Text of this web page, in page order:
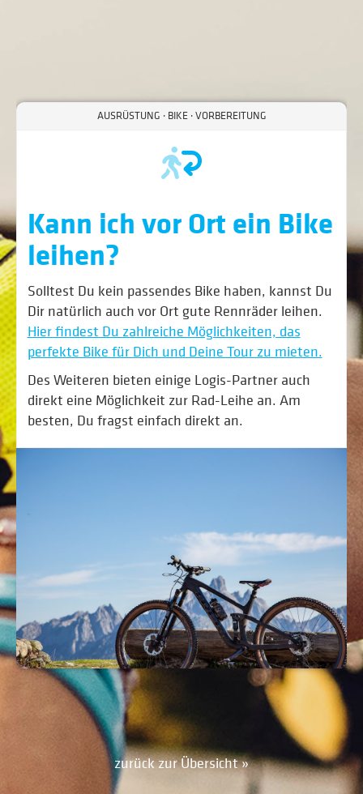
AUSRÜSTUNG · BIKE · VORBEREITUNG
Kann ich vor Ort ein Bike
leihen?
Solltest Du kein passendes Bike haben, kannst Du
Dir natürlich auch vor Ort gute Rennräder leihen.
Hier findest Du zahlreiche Möglichkeiten, das
perfekte Bike für Dich und Deine Tour zu mieten.
Des Weiteren bieten einige Logis-Partner auch
direkt eine Möglichkeit zur Rad-Leihe an. Am
besten, Du fragst einfach direkt an.
zurück zur Übersicht »